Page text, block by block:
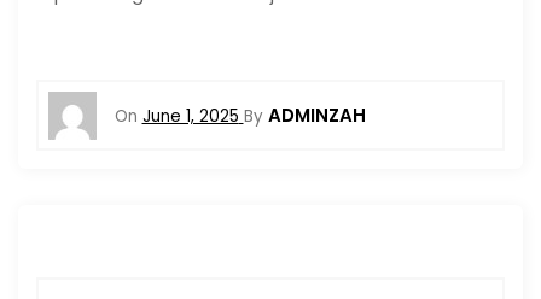
On June 1, 2025 By ADMINZAH